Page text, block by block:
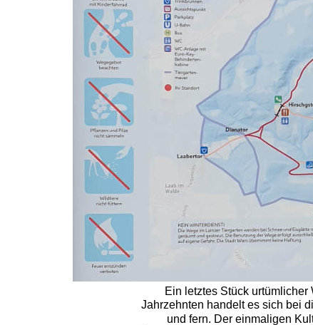
Ein letztes Stück
Jahrzehnten handelt es sich bei
und fern. Der einmaligen